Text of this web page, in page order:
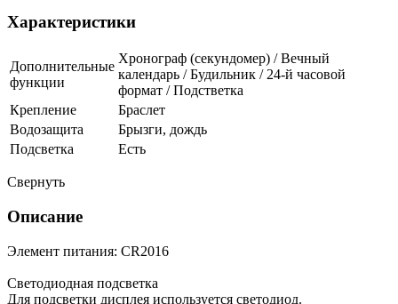
Характеристики
Дополнительные
функции
Хронограф (секундомер) / Вечный
календарь / Будильник / 24-й часовой
формат / Подстветка
Крепление
Браслет
Водозащита
Брызги, дождь
Подсветка
Есть
Свернуть
Описание
Элемент питания: CR2016
Светодиодная подсветка
Для подсветки дисплея используется светодиод.